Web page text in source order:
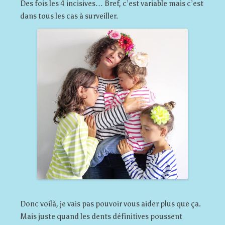
Des fois les 4 incisives… Bref, c’est variable mais c’est
dans tous les cas à surveiller.
Donc voilà, je vais pas pouvoir vous aider plus que ça.
Mais juste quand les dents définitives poussent